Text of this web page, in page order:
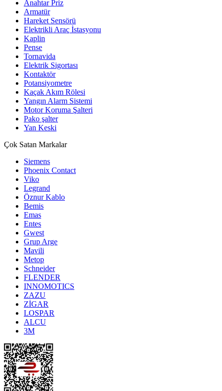
Anahtar Priz
Armatür
Hareket Sensörü
Elektrikli Araç İstasyonu
Kaplin
Pense
Tornavida
Elektrik Sigortası
Kontaktör
Potansiyometre
Kaçak Akım Rölesi
Yangın Alarm Sistemi
Motor Koruma Şalteri
Pako şalter
Yan Keski
Çok Satan Markalar
Siemens
Phoenix Contact
Viko
Legrand
Öznur Kablo
Bemis
Emas
Entes
Gwest
Grup Arge
Mavili
Metop
Schneider
FLENDER
INNOMOTICS
ZAZU
ZİGAR
LOSPAR
ALCU
3M